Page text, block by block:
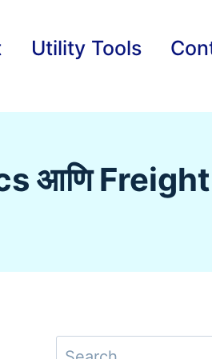
Utility Tools
आणि Freight
Search